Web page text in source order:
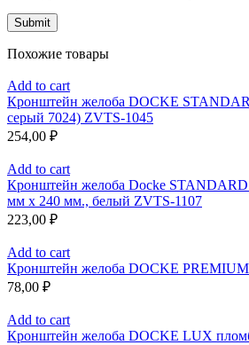
Похожие товары
Add to cart
Кронштейн желоба DOCKE
серый 7024) ZVTS-1045
254,00 ₽
Add to cart
Кронштейн желоба Docke STANDARD
мм х 240 мм., белый ZVTS-1107
223,00 ₽
Add to cart
Кронштейн желоба DOCKE
78,00 ₽
Add to cart
Кронштейн желоба DOCKE LUX